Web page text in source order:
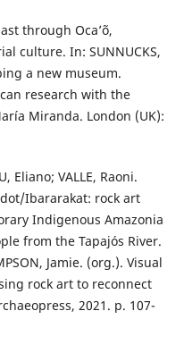
through Oca’õ,
culture. In: SUNNUCKS,
a new museum.
research with the
Miranda. London (UK):
Eliano; VALLE, Raoni.
Ibararakat: rock art
Indigenous Amazonia
from the Tapajós River.
Jamie. (org.). Visual
rock art to reconnect
2021. p. 107-